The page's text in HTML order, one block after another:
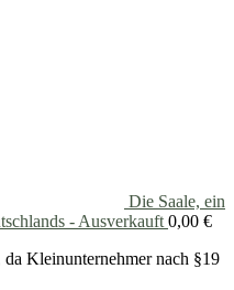
Die Saale, ein
- Ausverkauft 0,00 €
Kleinunternehmer nach §19